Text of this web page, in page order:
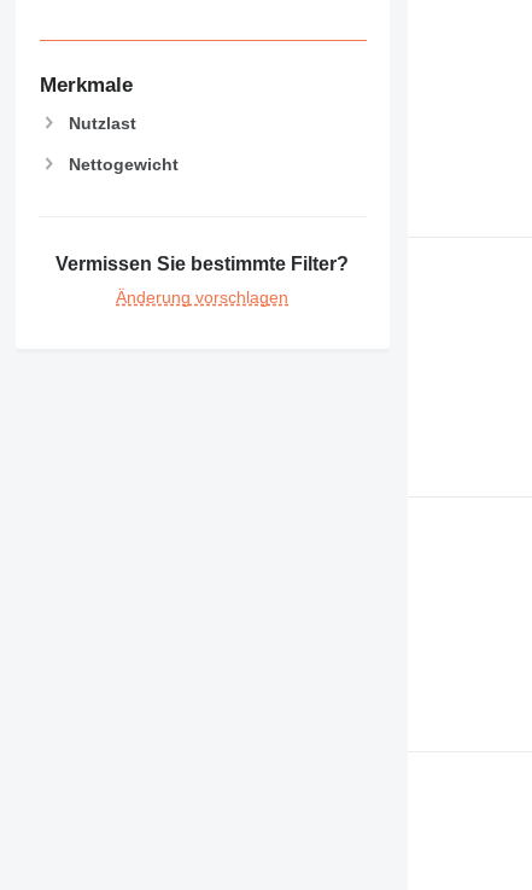
Merkmale
Nutzlast
Nettogewicht
Vermissen Sie bestimmte Filter?
Änderung vorschlagen